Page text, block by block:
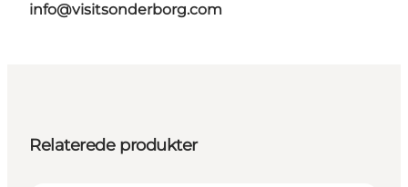
info@visitsonderborg.com
Relaterede produkter